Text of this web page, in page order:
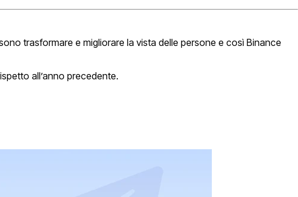
trasformare e migliorare la vista delle persone e così Binance
all’anno precedente.